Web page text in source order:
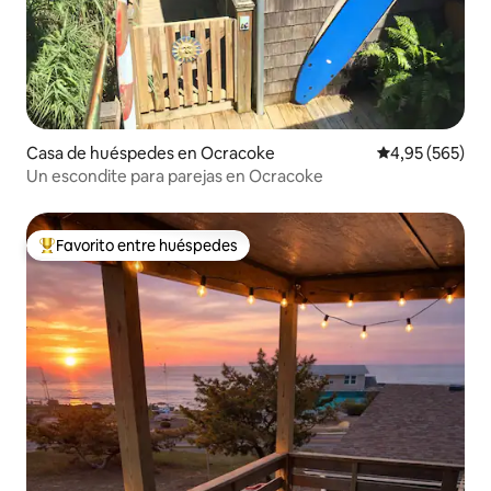
Casa de huéspedes en Ocracoke Calificación
4,95 (565)
Un escondite para parejas en Ocracoke
Favorito entre los huéspedes más destacados
Favorito entre huéspedes